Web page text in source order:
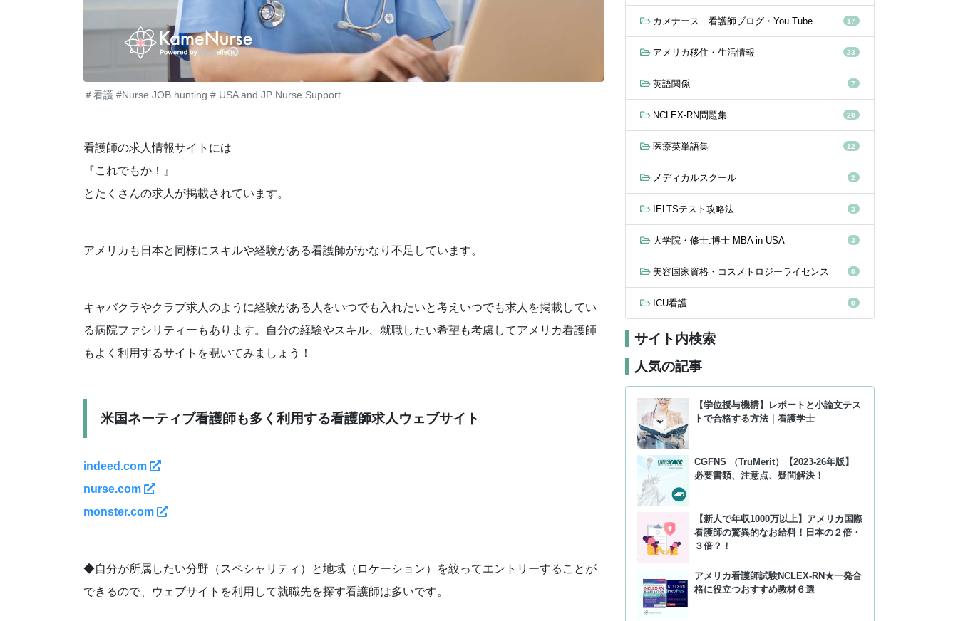
＃看護 #Nurse JOB hunting # USA and JP Nurse Support
看護師の求人情報サイトには
『これでもか！』
とたくさんの求人が掲載されています。
アメリカも日本と同様にスキルや経験がある看護師がかなり不足しています。
キャバクラやクラブ求人のように経験がある人をいつでも入れたいと考えいつでも求人を掲載してい
る病院ファシリティーもあります。自分の経験やスキル、就職したい希望も考慮してアメリカ看護師
もよく利用するサイトを覗いてみましょう！
米国ネーティブ看護師も多く利用する看護師求人ウェブサイト
indeed.com
nurse.com
monster.com
◆自分が所属したい分野（スペシャリティ）と地域（ロケーション）を絞ってエントリーすることが
できるので、ウェブサイトを利用して就職先を探す看護師は多いです。
カメナース｜看護師ブログ・You Tube 17
アメリカ移住・生活情報 23
英語関係 7
NCLEX-RN問題集 20
医療英単語集 12
メディカルスクール 2
IELTSテスト攻略法 3
大学院・修士.博士 MBA in USA 3
美容国家資格・コスメトロジーライセンス 0
ICU看護 0
サイト内検索
人気の記事
【学位授与機構】レポートと小論文テス
トで合格する方法｜看護学士
CGFNS （TruMerit）【2023-26年版】
必要書類、注意点、疑問解決！
【新人で年収1000万以上】アメリカ国際
看護師の驚異的なお給料！日本の２倍・
３倍？！
アメリカ看護師試験NCLEX-RN★一発合
格に役立つおすすめ教材６選